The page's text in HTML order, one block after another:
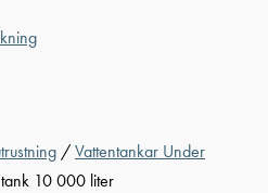
/Vattentankar Under
10 000 liter